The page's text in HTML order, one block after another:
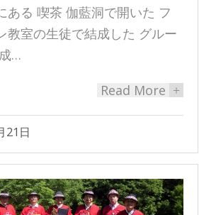
ある 喫茶 伽藍洞で開いた フ
教室の生徒で結成した グルー
…
Read More +
21日